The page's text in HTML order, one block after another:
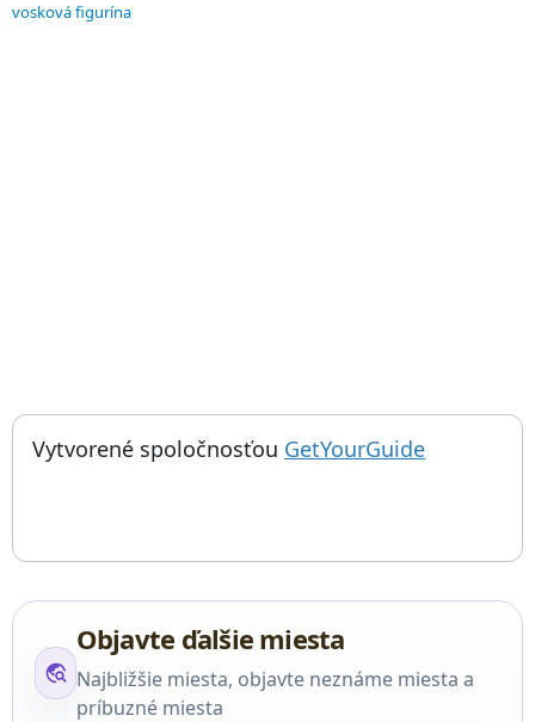
vosková figurína
Things to do near Lekárske múzeum Josephinum,
Vytvorené spoločnosťou GetYourGuide; otvorí sa
travel_explore
Objavte ďalšie miesta
Najbližšie miesta, objavte neznáme miesta a
príbuzné miesta